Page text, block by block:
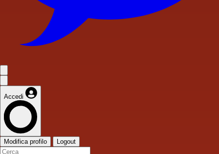
Accedi
Modifica profilo Logout